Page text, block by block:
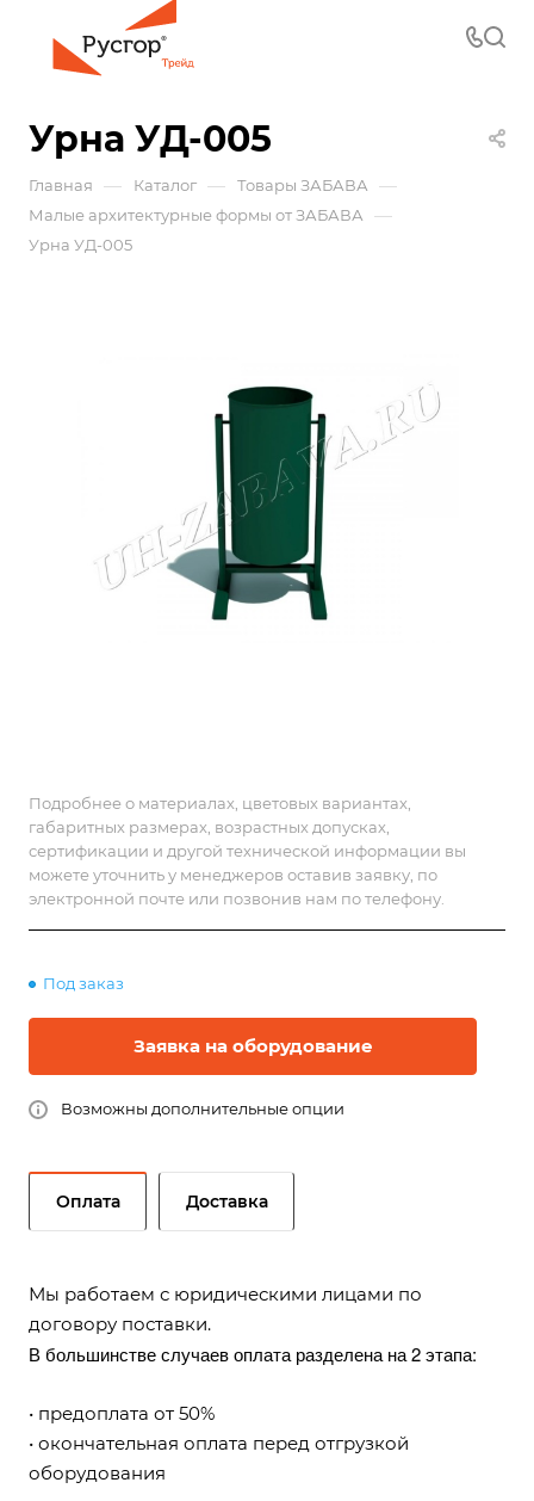
Урна УД-005
Главная — Каталог — Товары ЗАБАВА —
Малые архитектурные формы от ЗАБАВА —
Урна УД-005
Подробнее о материалах, цветовых вариантах,
габаритных размерах, возрастных допусках,
сертификации и другой технической информации вы
можете уточнить у менеджеров оставив заявку, по
электронной почте или позвонив нам по телефону.
Под заказ
Заявка на оборудование
Возможны дополнительные опции
Оплата Доставка
Мы работаем с юридическими лицами по
договору поставки.
В большинстве случаев оплата разделена на 2 этапа:
• предоплата от 50%
• окончательная оплата перед отгрузкой
оборудования